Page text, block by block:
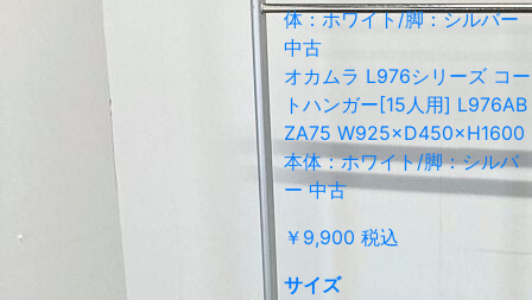
オカムラ L976シリーズ コー
トハンガー[15人用] L976AB
ZA75 W925×D450×H1600
本体：ホワイト/脚：シルバ
ー 中古
￥9,900 税込
サイズ